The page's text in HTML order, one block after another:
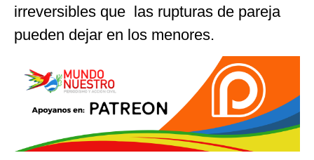
irreversibles que las rupturas de pareja
pueden dejar en los menores.